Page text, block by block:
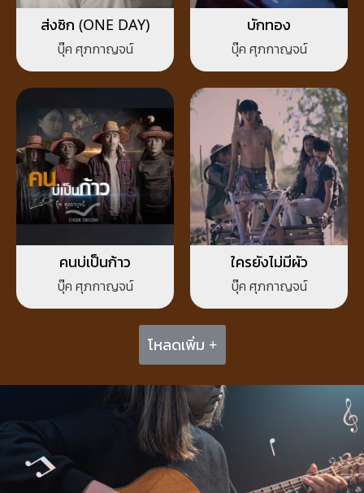
ส่งซิก (ONE DAY)
บุ๊ค ศุภกาญจน์
บักทอง
บุ๊ค ศุภกาญจน์
คนบ่เป็นก้าว
บุ๊ค ศุภกาญจน์
ใครยังไม่มีผัว
บุ๊ค ศุภกาญจน์
โหลดเพิ่ม +